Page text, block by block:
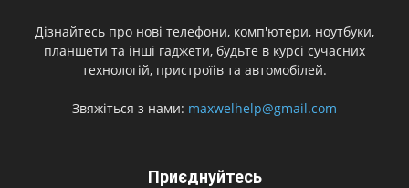
Дізнайтесь про нові телефони, комп'ютери, ноутбуки,
планшети та інші гаджети, будьте в курсі сучасних
технологій, пристроїів та автомобілей.
Звяжіться з нами: maxwelhelp@gmail.com
Приєднуйтесь